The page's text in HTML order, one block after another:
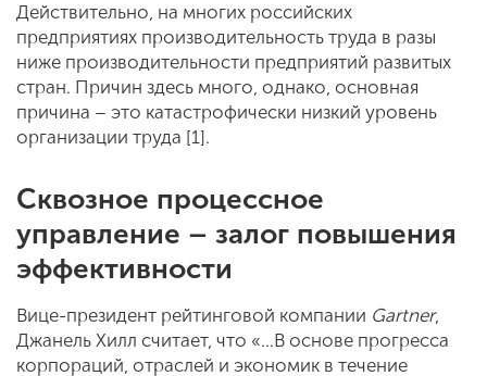
Действительно, на многих российских
предприятиях производительность труда в разы
ниже производительности предприятий развитых
стран. Причин здесь много, однако, основная
причина – это катастрофически низкий уровень
организации труда [1].
Сквозное процессное
управление – залог повышения
эффективности
Вице-президент рейтинговой компании Gartner,
Джанель Хилл считает, что «…В основе прогресса
корпораций, отраслей и экономик в течение